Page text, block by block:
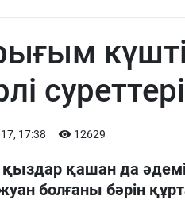
суреттері
17:38 12629
қыздар қашан да әдемі
болғаны бәрін